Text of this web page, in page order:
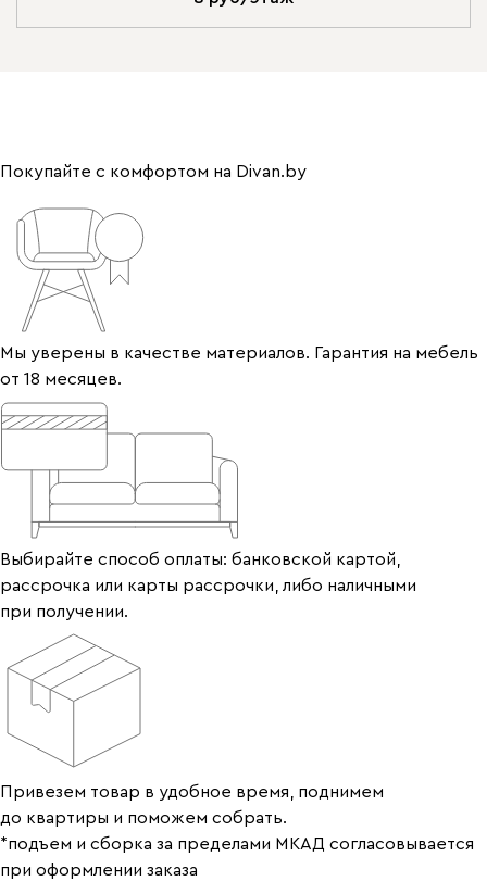
Покупайте с комфортом на Divan.by
Мы уверены в качестве материалов. Гарантия на мебель
от 18 месяцев.
Выбирайте способ оплаты: банковской картой,
рассрочка или карты рассрочки, либо наличными
при получении.
Привезем товар в удобное время, поднимем
до квартиры и поможем собрать.
*подъем и сборка за пределами МКАД согласовывается
при оформлении заказа